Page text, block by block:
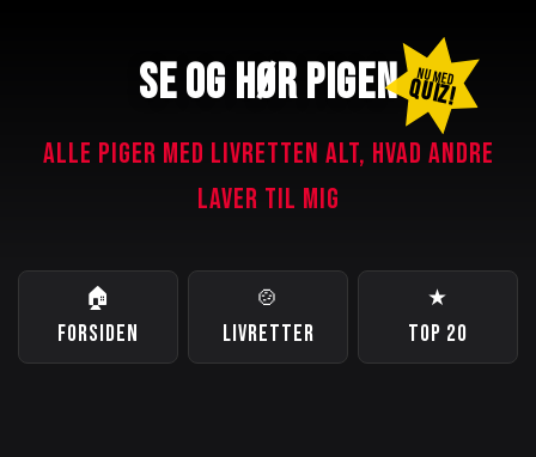
SE OG HØR PIGEN NU MED
QUIZ!
ALLE PIGER MED LIVRETTEN ALT, HVAD ANDRE
LAVER TIL MIG
🏠
FORSIDEN
🍲
LIVRETTER
★
TOP 20